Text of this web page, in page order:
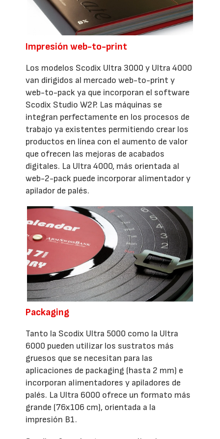
Impresión web-to-print
Los modelos Scodix Ultra 3000 y Ultra 4000
van dirigidos al mercado web-to-print y
web-to-pack ya que incorporan el software
Scodix Studio W2P. Las máquinas se
integran perfectamente en los procesos de
trabajo ya existentes permitiendo crear los
productos en línea con el aumento de valor
que ofrecen las mejoras de acabados
digitales. La Ultra 4000, más orientada al
web-2-pack puede incorporar alimentador y
apilador de palés.
Packaging
Tanto la Scodix Ultra 5000 como la Ultra
6000 pueden utilizar los sustratos más
gruesos que se necesitan para las
aplicaciones de packaging (hasta 2 mm) e
incorporan alimentadores y apiladores de
palés. La Ultra 6000 ofrece un formato más
grande (76x106 cm), orientada a la
impresión B1.